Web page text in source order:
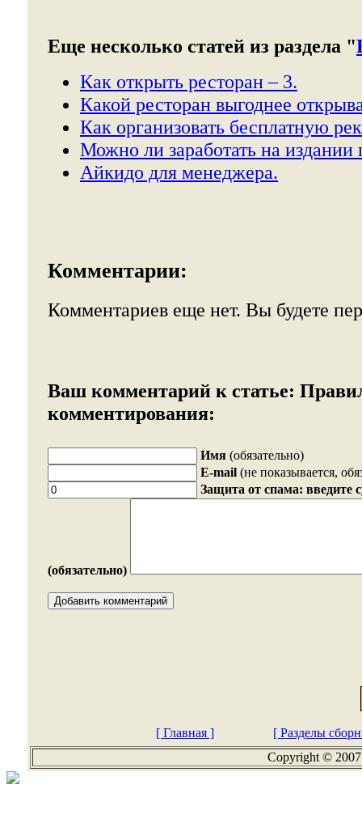
Еще несколько статей из раздела "
Как открыть ресторан – 3.
Какой ресторан выгоднее
Как организовать бесплатную
Можно ли заработать на издании
Айкидо для менеджера.
Комментарии:
Комментариев еще нет. Вы будете
Ваш комментарий к статье:
комментирования:
Имя (обязательно)
E-mail (не показывается,
Защита от спама: введите
(обязательно)
[ Главная ]
[ Разделы
Copyright ©